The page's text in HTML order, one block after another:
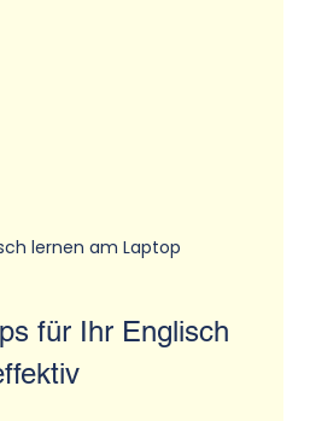
lernen am Laptop
für Ihr Englisch